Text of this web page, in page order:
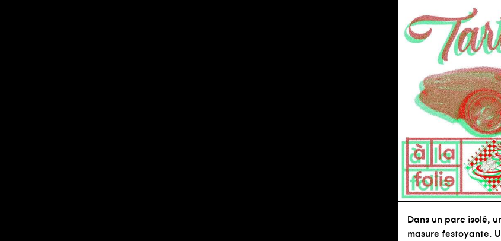
Dans un parc isolé,
masure festoyante.